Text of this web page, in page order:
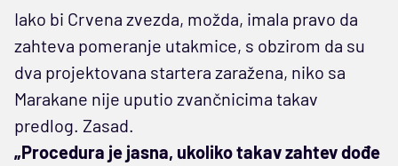
Iako bi Crvena zvezda, možda, imala pravo da
zahteva pomeranje utakmice, s obzirom da su
dva projektovana startera zaražena, niko sa
Marakane nije uputio zvančnicima takav
predlog. Zasad.
„Procedura je jasna, ukoliko takav zahtev dođe